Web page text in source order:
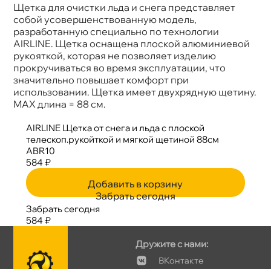
Щетка для очистки льда и снега представляет
собой усовершенствованную модель,
разработанную специально по технологии
AIRLINE. Щетка оснащена плоской алюминиевой
рукояткой, которая не позволяет изделию
прокручиваться во время эксплуатации, что
значительно повышает комфорт при
использовании. Щетка имеет двухрядную щетину.
MAX длина = 88 см.
Бренд
Airline
Артикул
AIRLINE Щетка от снега и льда с плоской
телескоп.рукойткой и мягкой щетиной 88см
ABR10
584 ₽
Добавить в корзину
Забрать сегодня
Забрать сегодня
584 ₽
Дружите с нами:
Контакте